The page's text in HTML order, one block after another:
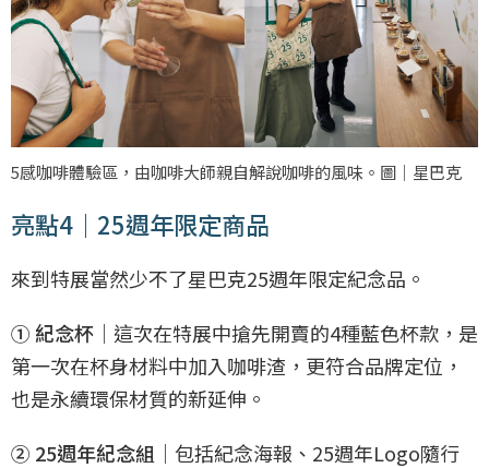
5感咖啡體驗區，由咖啡大師親自解說咖啡的風味。圖｜星巴克
亮點4｜25週年限定商品
來到特展當然少不了星巴克25週年限定紀念品。
① 紀念杯 ｜這次在特展中搶先開賣的4種藍色杯款，是
第一次在杯身材料中加入咖啡渣，更符合品牌定位，
也是永續環保材質的新延伸。
② 25週年紀念組 ｜包括紀念海報、25週年Logo隨行